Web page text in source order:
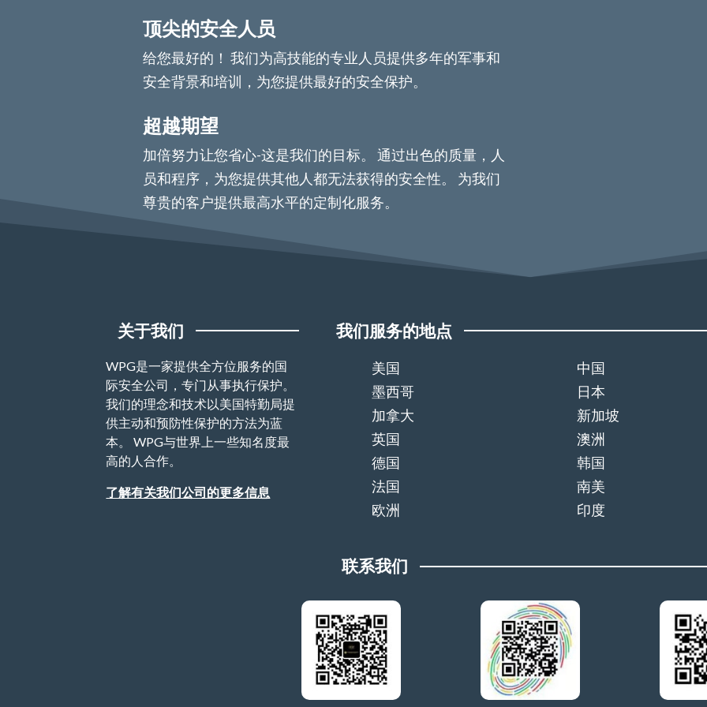
顶尖的安全人员
给您最好的！ 我们为高技能的专业人员提供多年的军事和
安全背景和培训，为您提供最好的安全保护。
超越期望
加倍努力让您省心-这是我们的目标。 通过出色的质量，人
员和程序，为您提供其他人都无法获得的安全性。 为我们
尊贵的客户提供最高水平的定制化服务。
关于我们
WPG是一家提供全方位服务的国
际安全公司，专门从事执行保护。
我们的理念和技术以美国特勤局提
供主动和预防性保护的方法为蓝
本。 WPG与世界上一些知名度最
高的人合作。
了解有关我们公司的更多信息
我们服务的地点
美国
中国
墨西哥
日本
加拿大
新加坡
英国
澳洲
德国
韩国
法国
南美
欧洲
印度
联系我们